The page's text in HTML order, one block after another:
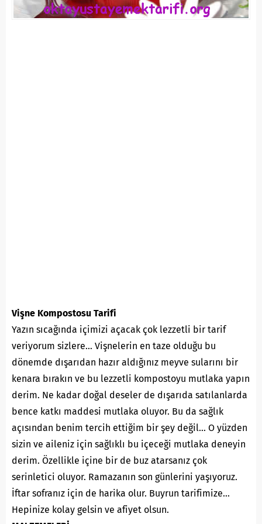
Vişne Kompostosu Tarifi
Yazın sıcağında içimizi açacak çok lezzetli bir tarif
veriyorum sizlere… Vişnelerin en taze olduğu bu
dönemde dışarıdan hazır aldığınız meyve sularını bir
kenara bırakın ve bu lezzetli kompostoyu mutlaka yapın
derim. Ne kadar doğal deseler de dışarıda satılanlarda
bence katkı maddesi mutlaka oluyor. Bu da sağlık
açısından benim tercih ettiğim bir şey değil… O yüzden
sizin ve aileniz için sağlıklı bu içeceği mutlaka deneyin
derim. Özellikle içine bir de buz atarsanız çok
serinletici oluyor. Ramazanın son günlerini yaşıyoruz.
İftar sofranız için de harika olur. Buyrun tarifimize…
Hepinize kolay gelsin ve afiyet olsun.